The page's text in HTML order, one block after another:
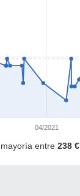
04/2021
entre 238 €